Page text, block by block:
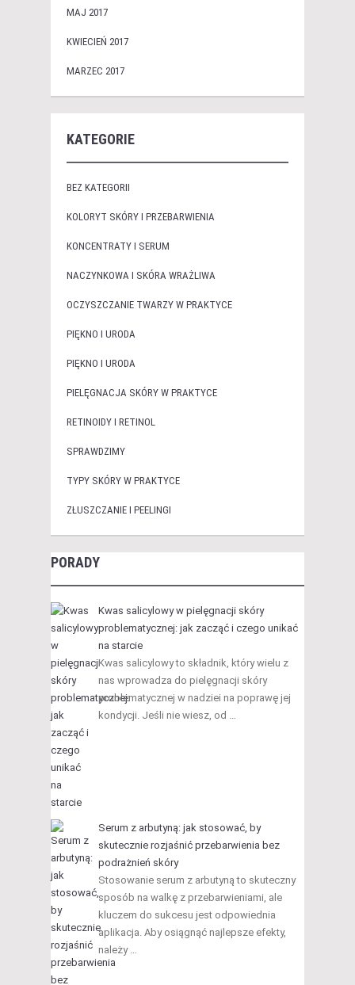
MAJ 2017
KWIECIEŃ 2017
MARZEC 2017
KATEGORIE
BEZ KATEGORII
KOLORYT SKÓRY I PRZEBARWIENIA
KONCENTRATY I SERUM
NACZYNKOWA I SKÓRA WRAŻLIWA
OCZYSZCZANIE TWARZY W PRAKTYCE
PIĘKNO I URODA
PIĘKNO I URODA
PIELĘGNACJA SKÓRY W PRAKTYCE
RETINOIDY I RETINOL
SPRAWDZIMY
TYPY SKÓRY W PRAKTYCE
ZŁUSZCZANIE I PEELINGI
PORADY
Kwas salicylowy w pielęgnacji skóry
problematycznej: jak zacząć i czego unikać
na starcie
Kwas salicylowy to składnik, który wielu z
nas wprowadza do pielęgnacji skóry
problematycznej w nadziei na poprawę jej
kondycji. Jeśli nie wiesz, od …
Serum z arbutyną: jak stosować, by
skutecznie rozjaśnić przebarwienia bez
podrażnień skóry
Stosowanie serum z arbutyną to skuteczny
sposób na walkę z przebarwieniami, ale
kluczem do sukcesu jest odpowiednia
aplikacja. Aby osiągnąć najlepsze efekty,
należy …